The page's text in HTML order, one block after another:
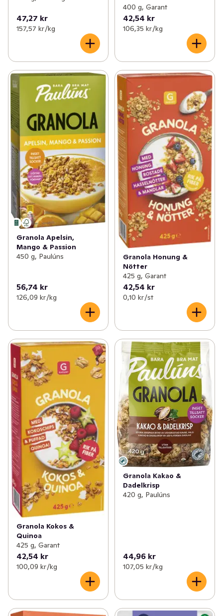
47,27 kr
157,57 kr /kg
400 g, Garant
42,54 kr
106,35 kr /kg
Granola Apelsin,
Mango & Passion
450 g, Paulúns
56,74 kr
126,09 kr /kg
Granola Honung &
Nötter
425 g, Garant
42,54 kr
0,10 kr /st
Granola Kokos &
Quinoa
425 g, Garant
42,54 kr
100,09 kr /kg
Granola Kakao &
Dadelkrisp
420 g, Paulúns
44,96 kr
107,05 kr /kg